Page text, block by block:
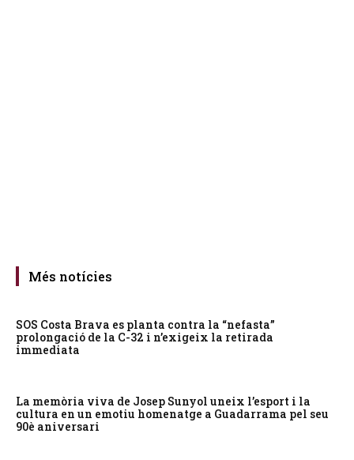
Més notícies
SOS Costa Brava es planta contra la “nefasta”
prolongació de la C-32 i n’exigeix la retirada
immediata
La memòria viva de Josep Sunyol uneix l’esport i la
cultura en un emotiu homenatge a Guadarrama pel seu
90è aniversari